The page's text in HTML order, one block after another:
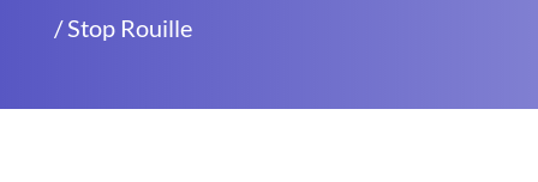
/ Stop Rouille